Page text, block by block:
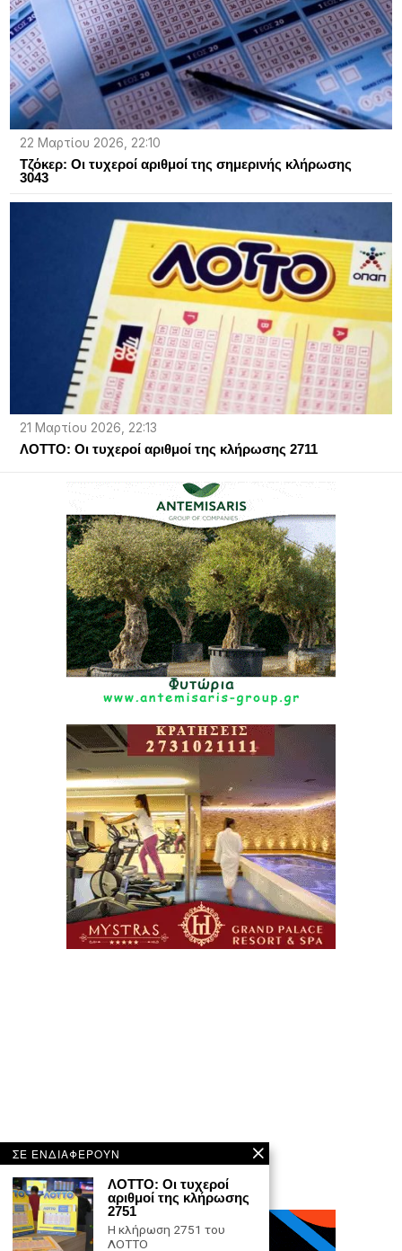
22 Μαρτίου 2026, 22:10
Τζόκερ: Οι τυχεροί αριθμοί της σημερινής κλήρωσης
3043
21 Μαρτίου 2026, 22:13
ΛΟΤΤΟ: Οι τυχεροί αριθμοί της κλήρωσης 2711
ΣΕ ΕΝΔΙΑΦΕΡΟΥΝ
ΛΟΤΤΟ: Οι τυχεροί
αριθμοί της κλήρωσης
2751
Η κλήρωση 2751 του
ΛΟΤΤΟ